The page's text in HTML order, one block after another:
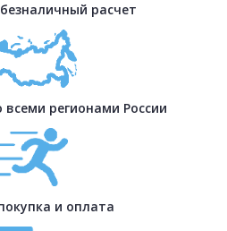
расчет
регионами России
и оплата